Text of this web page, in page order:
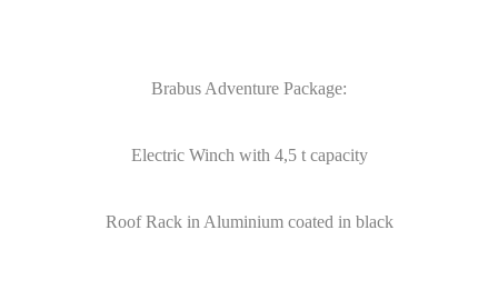
Brabus Adventure Package:
Electric Winch with 4,5 t capacity
Roof Rack in Aluminium coated in black